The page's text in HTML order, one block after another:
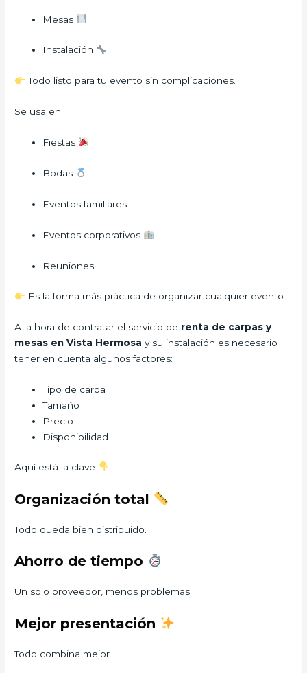
Mesas
Instalación
Todo listo para tu evento sin complicaciones.
Se usa en:
Fiestas
Bodas
Eventos familiares
Eventos corporativos
Reuniones
Es la forma más práctica de organizar cualquier evento.
A la hora de contratar el servicio de renta de carpas y
mesas en Vista Hermosa y su instalación es necesario
tener en cuenta algunos factores:
Tipo de carpa
Tamaño
Precio
Disponibilidad
Aquí está la clave
Organización total
Todo queda bien distribuido.
Ahorro de tiempo
Un solo proveedor, menos problemas.
Mejor presentación
Todo combina mejor.